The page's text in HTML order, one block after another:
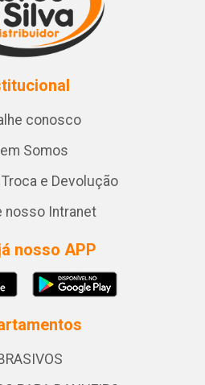
conosco
Somos
e Devolução
nosso Intranet
nosso APP